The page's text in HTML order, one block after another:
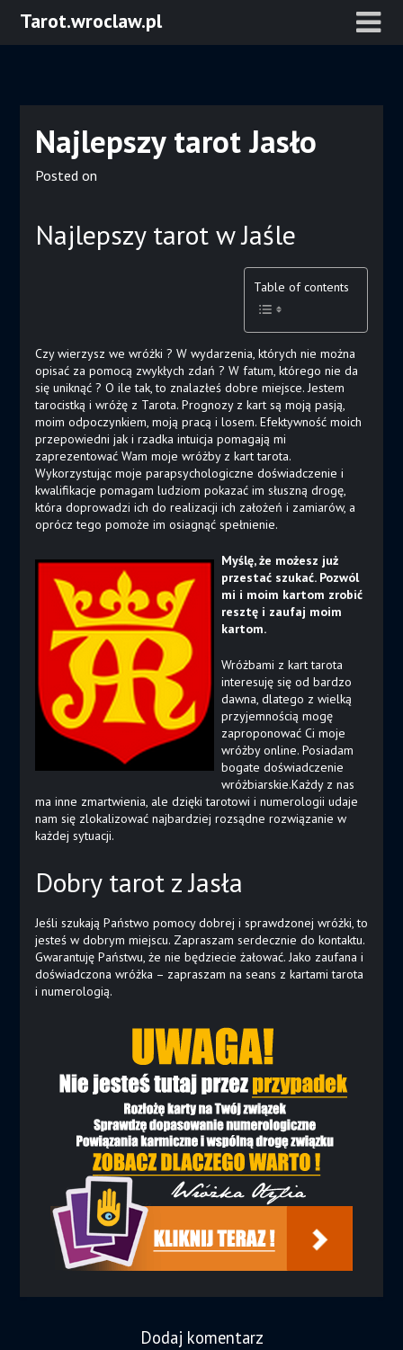
SkipTarot.wroclaw.pl
Najlepszy tarot Jasło
Posted on
Najlepszy tarot w Jaśle
Table of contents
Czy wierzysz we wróżki ? W wydarzenia, których nie można
opisać za pomocą zwykłych zdań ? W fatum, którego nie da
się uniknąć ? O ile tak, to znalazłeś dobre miejsce. Jestem
tarocistką i wróżę z Tarota. Prognozy z kart są moją pasją,
moim odpoczynkiem, moją pracą i losem. Efektywność moich
przepowiedni jak i rzadka intuicja pomagają mi
zaprezentować Wam moje wróżby z kart tarota.
Wykorzystując moje parapsychologiczne doświadczenie i
kwalifikacje pomagam ludziom pokazać im słuszną drogę,
która doprowadzi ich do realizacji ich założeń i zamiarów, a
oprócz tego pomoże im osiagnąć spełnienie.
Myślę, że możesz już
przestać szukać. Pozwól
mi i moim kartom zrobić
resztę i zaufaj moim
kartom.
Wróżbami z kart tarota
interesuję się od bardzo
dawna, dlatego z wielką
przyjemnością mogę
zaproponować Ci moje
wróżby online. Posiadam
bogate doświadczenie
wróżbiarskie.Każdy z nas
ma inne zmartwienia, ale dzięki tarotowi i numerologii udaje
nam się zlokalizować najbardziej rozsądne rozwiązanie w
każdej sytuacji.
Dobry tarot z Jasła
Jeśli szukają Państwo pomocy dobrej i sprawdzonej wróżki, to
jesteś w dobrym miejscu. Zapraszam serdecznie do kontaktu.
Gwarantuję Państwu, że nie będziecie żałować. Jako zaufana i
doświadczona wróżka – zapraszam na seans z kartami tarota
i numerologią.
Dodaj komentarz